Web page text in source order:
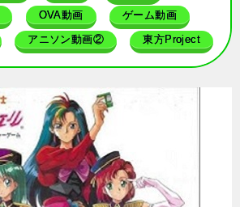
OVA動画 ゲーム動画
アニソン動画② 東方Project